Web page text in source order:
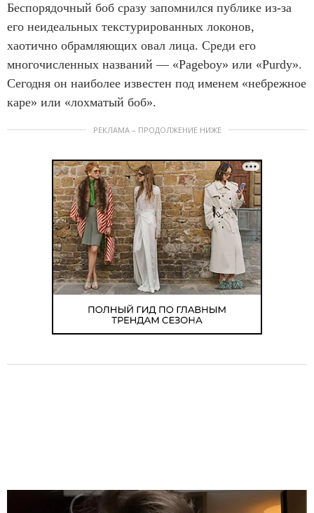
Беспорядочный боб сразу запомнился публике из-за
его неидеальных текстурированных локонов,
хаотично обрамляющих овал лица. Среди его
многочисленных названий — «Pageboy» или «Purdy».
Сегодня он наиболее известен под именем «небрежное
каре» или «лохматый боб».
РЕКЛАМА – ПРОДОЛЖЕНИЕ НИЖЕ